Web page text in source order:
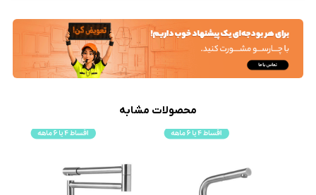
محصولات مشابه